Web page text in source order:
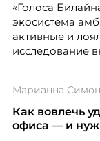
«Голоса
экосистема
активные и
исследование
благодарности
Марианна
Как вовлечь
офиса — и